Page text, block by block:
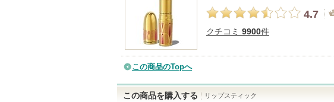
4.7
クチコミ 9900件
この商品のTopへ
この商品を購入する リップスティック